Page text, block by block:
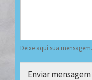
Deixe aqui sua mensagem.
Enviar mensagem